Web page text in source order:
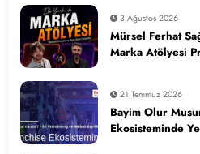
3 Ağustos 2026
Mürsel Ferhat
Marka Atölyesi
21 Temmuz 2026
Bayim Olur
Ekosisteminde